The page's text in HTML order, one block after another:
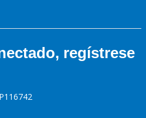
regístrese